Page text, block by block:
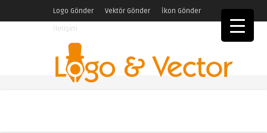
Logo Gönder Vektör Gönder
İkon Gönder
İletişim